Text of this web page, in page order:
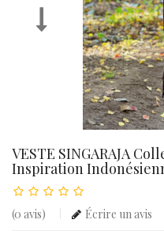
VESTE SINGARAJA
Inspiration
(0 avis) Écrire un avis